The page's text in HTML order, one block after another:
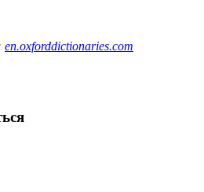
en.oxforddictionaries.com